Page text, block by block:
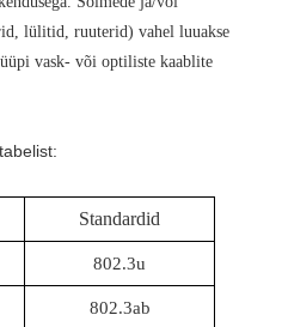
lülitid, ruuterid) vahel luuakse
vask- või optiliste kaablite
Standardid
802.3u
802.3ab